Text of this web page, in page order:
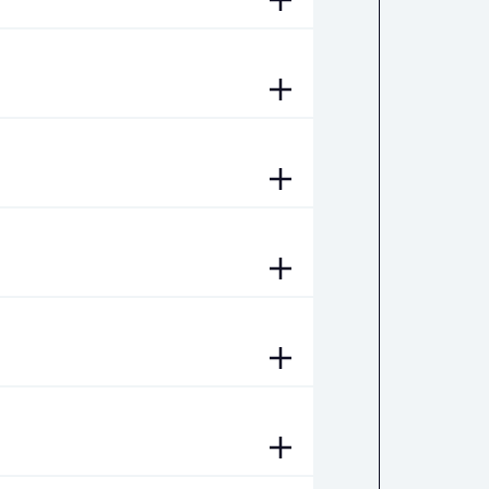
построение Mind
Приоритизация
Управление рисками.